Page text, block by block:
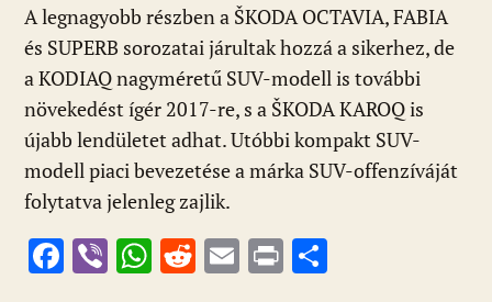
A legnagyobb részben a ŠKODA OCTAVIA, FABIA
és SUPERB sorozatai járultak hozzá a sikerhez, de
a KODIAQ nagyméretű SUV-modell is további
növekedést ígér 2017-re, s a ŠKODA KAROQ is
újabb lendületet adhat. Utóbbi kompakt SUV-
modell piaci bevezetése a márka SUV-offenzíváját
folytatva jelenleg zajlik.
F Vi W R E Pr